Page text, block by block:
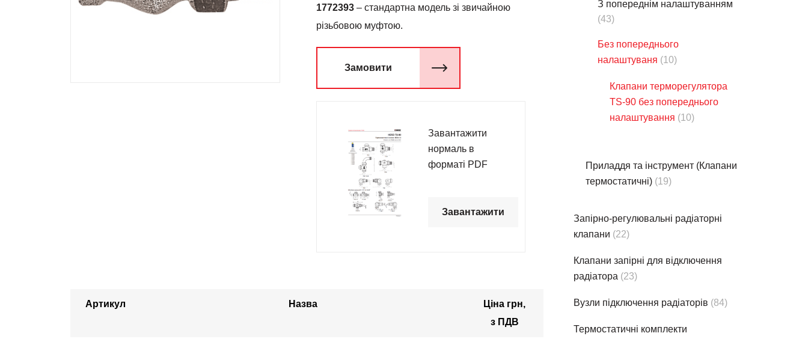
1772393– стандартна модель зі звичайною
різьбовою муфтою.
Замовити
Завантажити
нормаль в
форматі PDF
Завантажити
Артикул Назва
Ціна грн,
з ПДВ
З попереднім налаштуванням
(43)
Без попереднього
налаштуваня (10)
Клапани терморегулятора
TS-90 без попереднього
налаштування (10)
Приладдя та інструмент (Клапани
термостатичні) (19)
Запірно-регулювальні радіаторні
клапани (22)
Клапани запірні для відключення
радіатора (23)
Вузли підключення радіаторів (84)
Термостатичнi комплекти